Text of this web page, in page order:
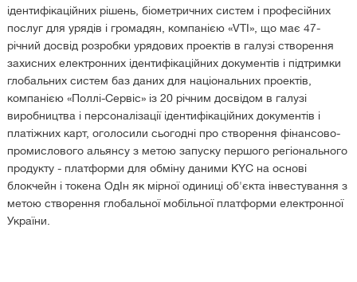
ідентифікаційних рішень, біометричних систем і професійних
послуг для урядів і громадян, компанією «VTI», що має 47-
річний досвід розробки урядових проектів в галузі створення
захисних електронних ідентифікаційних документів і підтримки
глобальних систем баз даних для національних проектів,
компанією «Поллі-Сервіс» із 20 річним досвідом в галузі
виробництва і персоналізації ідентифікаційних документів і
платіжних карт, оголосили сьогодні про створення фінансово-
промислового альянсу з метою запуску першого регіонального
продукту - платформи для обміну даними KYC на основі
блокчейн і токена ОдІн як мірної одиниці об'єкта інвестування з
метою створення глобальної мобільної платформи електронної
України.